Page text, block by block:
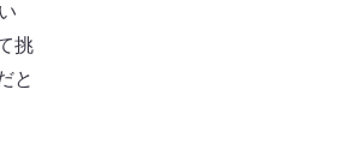
挑
と